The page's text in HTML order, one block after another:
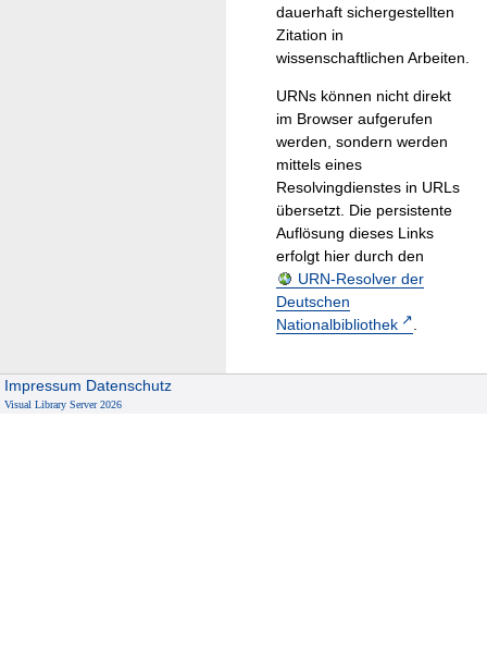
dauerhaft sichergestellten
Zitation in
wissenschaftlichen Arbeiten.
URNs können nicht direkt
im Browser aufgerufen
werden, sondern werden
mittels eines
Resolvingdienstes in URLs
übersetzt. Die persistente
Auflösung dieses Links
erfolgt hier durch den
URN-Resolver der
Deutschen
Nationalbibliothek
.
Impressum Datenschutz
Visual Library Server 2026